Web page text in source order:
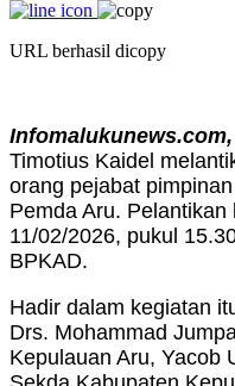
URL berhasil dicopy
Timotius Kaidel
orang pejabat
Pemda Aru.
11/02/2026, pukul
BPKAD.
Hadir dalam kegiatan
Drs. Mohammad
Kepulauan Aru, Yacob